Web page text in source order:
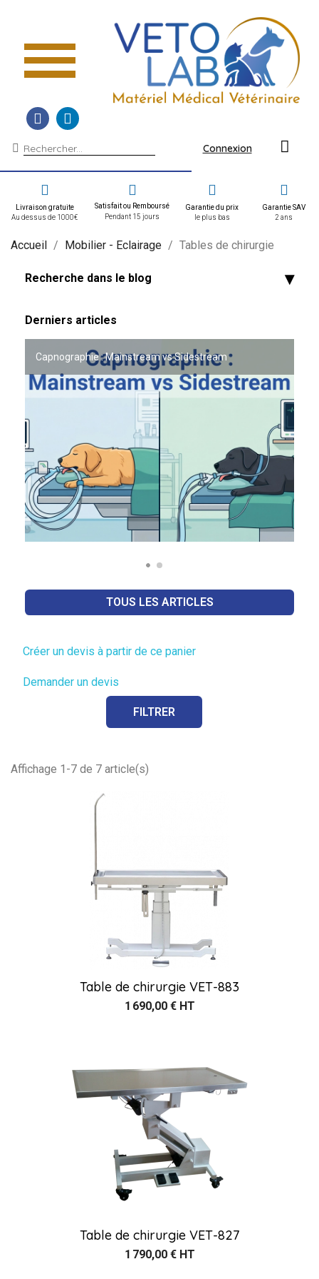
Connexion
Livraison gratuite
Au dessus de 1000€
Satisfait ou Remboursé
Pendant 15 jours
Garantie du prix
le plus bas
Garantie SAV
2 ans
Accueil Mobilier - Eclairage Tables de chirurgie
Recherche dans le blog
Derniers articles
Capnographie : Mainstream vs Sidestream
OFFRE PARTENAIRE VETO LAB x ACADOMVET
TOUS LES ARTICLES
Créer un devis à partir de ce panier
Demander un devis
FILTRER
Affichage 1-7 de 7 article(s)
Table de chirurgie VET-883
1 690,00 € HT
Table de chirurgie VET-827
1 790,00 € HT